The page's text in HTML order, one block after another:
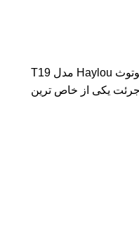
هندزفری بلوتوث هایلو T19 هندزفری بلوتوث Haylou مدل T19